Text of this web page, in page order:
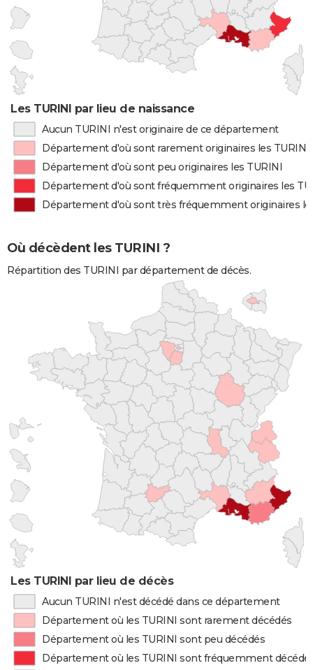
Les TURINI par lieu de naissance
Aucun TURINI n'est originaire de ce département
Département d'où sont rarement originaires les TURINI
Département d'où sont peu originaires les TURINI
Département d'où sont fréquemment originaires les
Département d'où sont très fréquemment originaires
Où décèdent les TURINI ?
Répartition des TURINI par département de décès.
Les TURINI par lieu de décès
Aucun TURINI n'est décédé dans ce département
Département où les TURINI sont rarement décédés
Département où les TURINI sont peu décédés
Département où les TURINI sont fréquemment